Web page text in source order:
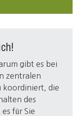
gibt es bei
zentralen
koordiniert, die
des
für Sie